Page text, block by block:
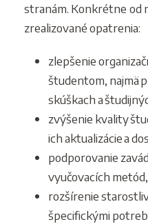
stranám. Konkrétne od
zrealizované opatrenia:
zlepšenie
študentom, najmä
skúškach a
zvýšenie kvality
ich aktualizácie a
podporovanie
vyučovacích metód,
rozšírenie
špecifickými